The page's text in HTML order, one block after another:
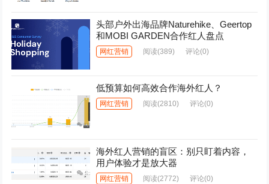
头部户外出海品牌Naturehike、Geertop
和MOBI GARDEN合作红人盘点
网红营销 阅读(389) 评论(0)
低预算如何高效合作海外红人？
网红营销 阅读(2810) 评论(0)
海外红人营销的盲区：别只盯着内容，
用户体验才是放大器
网红营销 阅读(2772) 评论(0)